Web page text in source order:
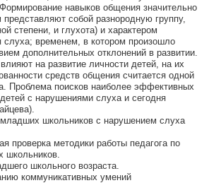
навыков общения значительно
собой разнородную группу,
степени, и глухота) и характером
слуха; временем, в котором произошло
дополнительных отклонений в развитии.
на развитие личности детей, на их
средств общения считается одной
Проблема поисков наиболее эффективных
с нарушениями слуха и сегодня
школьников с нарушением слуха
проверка методики работы педагога по
школьников.
школьного возраста.
коммуникативных умений